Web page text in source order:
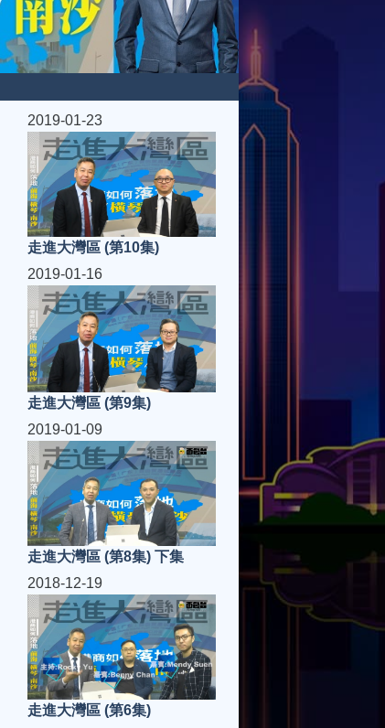
2019-01-23
走進大灣區 (第10集)
2019-01-16
走進大灣區 (第9集)
2019-01-09
走進大灣區 (第8集) 下集
2018-12-19
走進大灣區 (第6集)